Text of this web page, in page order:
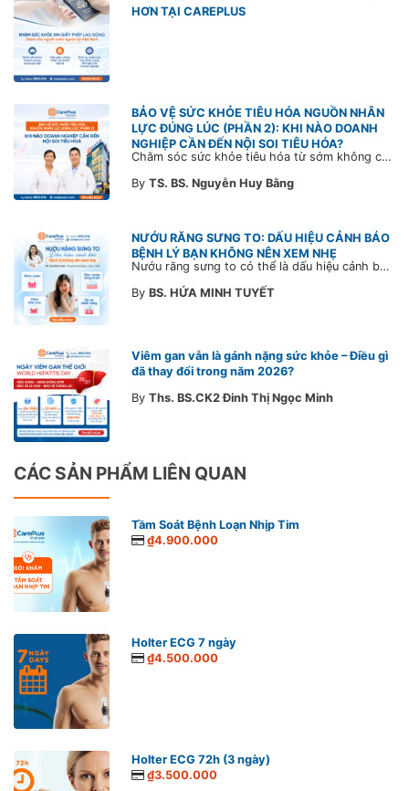
HƠN TẠI CAREPLUS
BẢO VỆ SỨC KHỎE TIÊU HÓA NGUỒN NHÂN
LỰC ĐÚNG LÚC (PHẦN 2): KHI NÀO DOANH
NGHIỆP CẦN ĐẾN NỘI SOI TIÊU HÓA?
Chăm sóc sức khỏe tiêu hóa từ sớm không chỉ giúp phát hiện bệnh kịp thời mà còn góp phần xây dựng đội ngũ khỏe mạnh, ổn định và gắn bó lâu dài. CarePlus sẵn sàng đồng hành cùng doanh nghiệp trong việc thiết kế chương trình chăm sóc sức khỏe phù hợp theo từng nhân sự, nhằm tối ưu hiệu quả đầu tư phúc lợi và phát triển nguồn nhân lực bền vững.
By TS. BS. Nguyễn Huy Bằng
NƯỚU RĂNG SƯNG TO: DẤU HIỆU CẢNH BÁO
BỆNH LÝ BẠN KHÔNG NÊN XEM NHẸ
Nướu răng sưng to có thể là dấu hiệu cảnh báo bệnh lý răng miệng. Cùng Bác sĩ CarePlus tìm hiểu nguyên nhân, triệu chứng và thời điểm cần đi khám bác sĩ trong bài viết dưới đây.
By BS. HỨA MINH TUYẾT
Viêm gan vẫn là gánh nặng sức khỏe – Điều gì
đã thay đổi trong năm 2026?
By Ths. BS.CK2 Đinh Thị Ngọc Minh
CÁC SẢN PHẨM LIÊN QUAN
Tầm Soát Bệnh Loạn Nhịp Tim
₫4.900.000
Holter ECG 7 ngày
₫4.500.000
Holter ECG 72h (3 ngày)
₫3.500.000